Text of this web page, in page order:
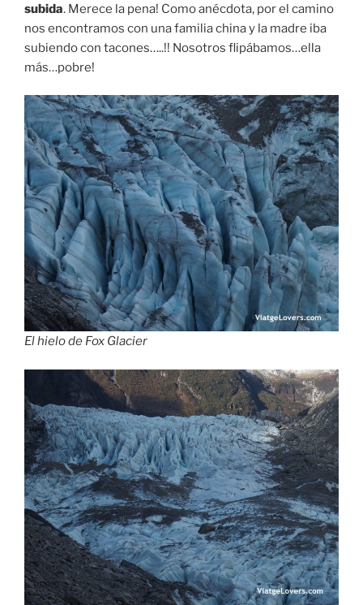
subida. Merece la pena! Como anécdota, por el camino
nos encontramos con una familia china y la madre iba
subiendo con tacones…..!! Nosotros flipábamos…ella
más…pobre!
El hielo de Fox Glacier